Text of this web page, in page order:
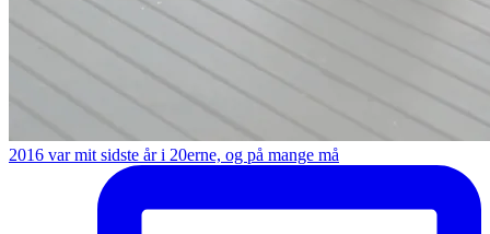
2016 var mit sidste år i 20erne, og på mange må